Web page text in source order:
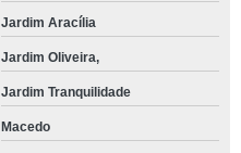
Jardim Aracília
Jardim Oliveira,
Jardim Tranquilidade
Macedo